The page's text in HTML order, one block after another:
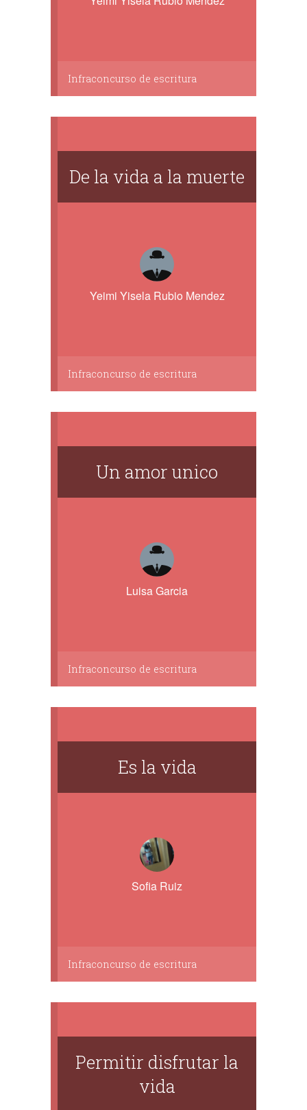
Infraconcurso de escritura
De la vida a la muerte
Yeimi Yisela Rubio Mendez
Infraconcurso de escritura
Un amor unico
Luisa Garcia
Infraconcurso de escritura
Es la vida
Sofia Ruiz
Infraconcurso de escritura
Permitir disfrutar la
vida